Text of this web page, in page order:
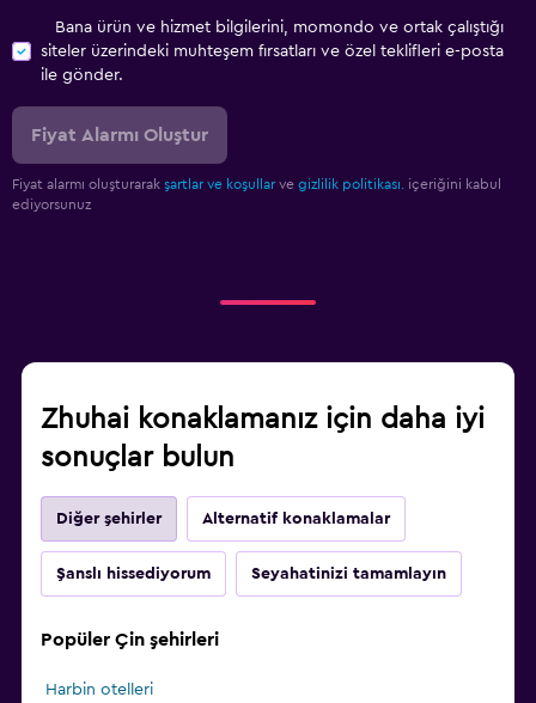
Bana ürün ve hizmet bilgilerini, momondo ve ortak çalıştığı
siteler üzerindeki muhteşem fırsatları ve özel teklifleri e-posta
ile gönder.
Fiyat Alarmı Oluştur
Fiyat alarmı oluşturarak şartlar ve koşullar ve gizlilik politikası.
içeriğini kabul
ediyorsunuz
Zhuhai konaklamanız için daha iyi
sonuçlar bulun
Diğer şehirler Alternatif konaklamalar
Şanslı hissediyorum Seyahatinizi tamamlayın
Popüler Çin şehirleri
Harbin otelleri